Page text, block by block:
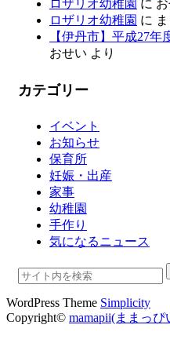
ロザリオ幼稚園 に
ロザリオ幼稚園 に
【伊丹市】平成27
おせい より
カテゴリー
イベント
お知らせ
保育所
妊娠・出産
家事
幼稚園
手作り
気になるニュース
WordPress Theme Simplicity
Copyright© mamapii(ままっ